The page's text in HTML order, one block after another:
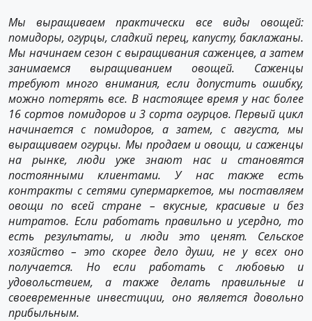
Мы выращиваем практически все виды овощей:
помидоры, огурцы, сладкий перец, капусту, баклажаны.
Мы начинаем сезон с выращивания саженцев, а затем
занимаемся выращиванием овощей. Саженцы
требуют много внимания, если допустить ошибку,
можно потерять все. В настоящее время у нас более
16 сортов помидоров и 3 сорта огурцов. Первый цикл
начинается с помидоров, а затем, с августа, мы
выращиваем огурцы. Мы продаем и овощи, и саженцы
на рынке, люди уже знают нас и становятся
постоянными клиентами. У нас также есть
контракты с сетями супермаркетов, мы поставляем
овощи по всей стране – вкусные, красивые и без
нитратов. Если работать правильно и усердно, то
есть результаты, и люди это ценят. Сельское
хозяйство – это скорее дело души, не у всех оно
получается. Но если работать с любовью и
удовольствием, а также делать правильные и
своевременные инвестиции, оно является довольно
прибыльным.